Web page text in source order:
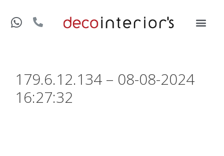
179.6.12.134 – 08-08-2024
16:27:32